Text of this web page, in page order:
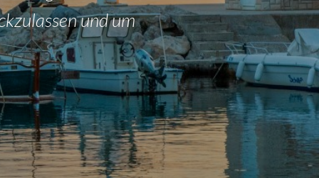
und um